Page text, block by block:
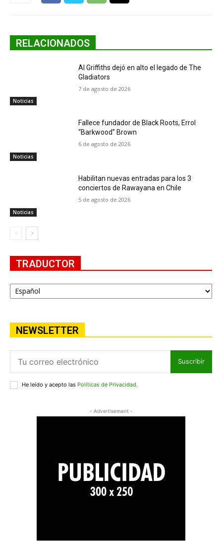
RELACIONADOS
Noticias
Al Griffiths dejó en alto el legado de The
Gladiators
7 de agosto de 2026
Noticias
Fallece fundador de Black Roots, Errol
“Barkwood” Brown
6 de agosto de 2026
Noticias
Habilitan nuevas entradas para los 3
conciertos de Rawayana en Chile
5 de agosto de 2026
TRADUCTOR
NEWSLETTER
Suscribir
He leído y acepto las Políticas de Privacidad.
- Advertisement -